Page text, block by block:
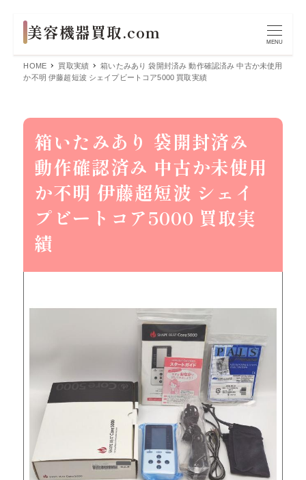
MENU
HOME 買取実績
箱いたみあり 袋開封済み 動作確認済み 中古か未使用
か不明 伊藤超短波 シェイプビートコア5000 買取実績
箱いたみあり 袋開封済み
動作確認済み 中古か未使用
か不明 伊藤超短波 シェイ
プビートコア5000 買取実
績